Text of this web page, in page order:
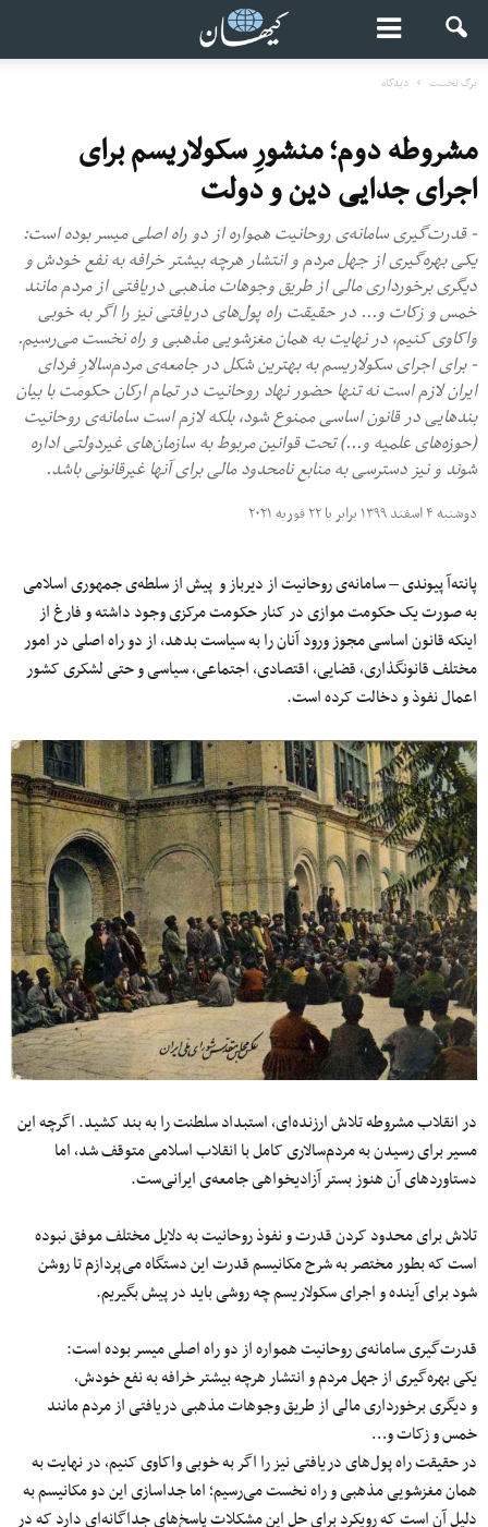
برگ نخست دیدگاه
مشروطه‌ دوم؛ منشورِ سکولاریسم برای
اجرای جدایی دین و دولت
- قدرت‌گیری سامانه‌ی روحانیت همواره از دو راه اصلی میسر بوده است:
یکی بهره‌گیری از جهل مردم و انتشار هرچه بیشتر خرافه به نفع خودش و
دیگری برخورداری مالی از طریق وجوهات مذهبی دریافتی از مردم مانند
خمس و زکات و... در حقیقت راه پول‌های دریافتی نیز را اگر به خوبی
واکاوی کنیم، در نهایت به همان مغزشویی مذهبی و راه نخست می‌رسیم.
- برای اجرای سکولاریسم به بهترین شکل در جامعه‌ی مردم‌سالارِ فردای
ایران لازم است نه تنها حضور نهاد روحانیت در تمام ارکان حکومت با بیان
بندهایی در قانون اساسی ممنوع شود، بلکه لازم است سامانه‌ی روحانیت
(حوزه‌های علمیه و...) تحت قوانین مربوط به سازمان‌های غیردولتی اداره
شوند و نیز دسترسی به منابع نامحدود مالی برای آنها غیر‌قانونی باشد.
دوشنبه ۴ اسفند ۱۳۹۹ برابر با ۲۲ فوریه ۲۰۲۱
پانته‌آ پیوندی – سامانه‌ی روحانیت از دیرباز و پیش از سلطه‌ی جمهوری اسلامی
به صورت یک حکومت موازی در کنار حکومت مرکزی وجود داشته و فارغ از
اینکه قانون اساسی مجوز ورود آنان را به سیاست بدهد، از دو راه اصلی در امور
مختلف قانونگذاری، قضایی، اقتصادی، اجتماعی، سیاسی و حتی لشکری کشور
اعمال نفوذ و دخالت کرده‌ است.
در انقلاب مشروطه تلاش ارزنده‌ای، استبداد سلطنت را به بند کشید. اگرچه این
مسیر برای رسیدن به مردم‌سالاری کامل با انقلاب اسلامی متوقف شد، اما
دستاوردهای آن هنوز بستر آزادیخواهی جامعه‌ی ایرانی‌ست.
تلاش برای محدود کردن قدرت و نفوذ روحانیت به دلایل مختلف موفق نبوده
است که بطور مختصر به شرح مکانیسم قدرت این دستگاه می‌پردازم تا روشن
شود برای آینده و اجرای سکولاریسم چه روشی باید در پیش بگیریم.
قدرت‌گیری سامانه‌ی روحانیت همواره از دو راه اصلی میسر بوده است:
یکی بهره‌گیری از جهل مردم و انتشار هرچه بیشتر خرافه به نفع خودش،
و دیگری برخورداری مالی از طریق وجوهات مذهبی دریافتی از مردم مانند
خمس و زکات و…
در حقیقت راه پول‌های دریافتی نیز را اگر به خوبی واکاوی کنیم، در نهایت به
همان مغزشویی مذهبی و راه نخست می‌رسیم؛ اما جداسازی این دو مکانیسم به
دلیل آن است که رویکرد برای حل این مشکلات پاسخ‌های جداگانه‌ای دارد که در